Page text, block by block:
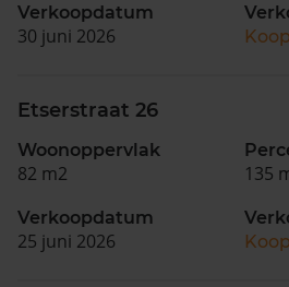
Verkoopdatum
30 juni 2026
Etserstraat 26
Woonoppervlak
82 m2 135
Verkoopdatum
25 juni 2026